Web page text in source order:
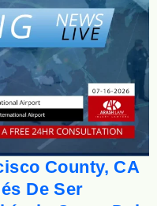
County, CA
De Ser